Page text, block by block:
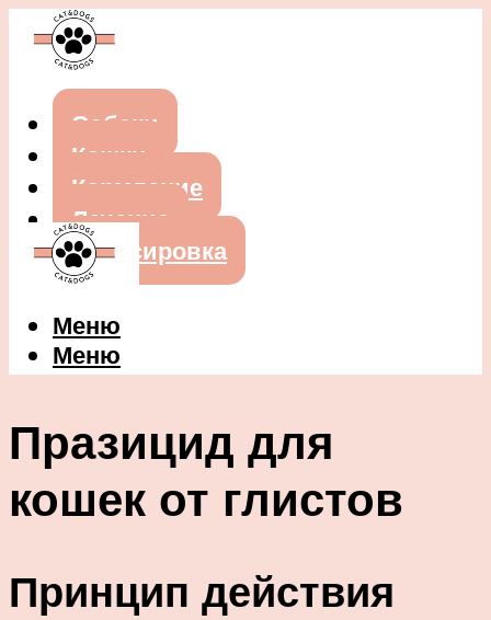
Собаки
Кошки
Кормление
Лечение
Дрессировка
Меню
Меню
Празицид для
кошек от глистов
Принцип действия